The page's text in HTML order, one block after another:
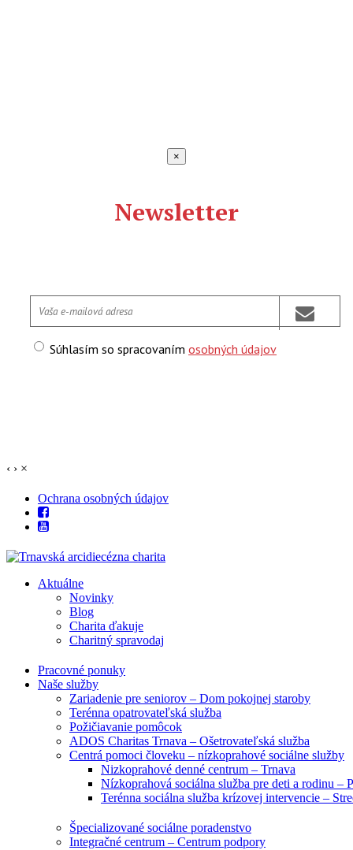
×
Newsletter
Súhlasím so spracovaním osobných údajov
‹ › ×
Ochrana osobných údajov
Aktuálne
Novinky
Blog
Charita ďakuje
Charitný spravodaj
Pracovné ponuky
Naše služby
Zariadenie pre seniorov – Dom pokojnej staroby
Terénna opatrovateľská služba
Požičiavanie pomôcok
ADOS Charitas Trnava – Ošetrovateľská služba
Centrá pomoci človeku – nízkoprahové sociálne služby
Nizkoprahové denné centrum – Trnava
Nízkoprahová sociálna služba pre deti a rodinu –
Terénna sociálna služba krízovej intervencie –
Špecializované sociálne poradenstvo
Integračné centrum – Centrum podpory